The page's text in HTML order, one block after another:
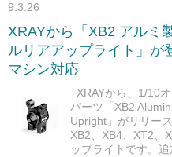
9.3.26
XRAYから「XB2 アルミ
ルリアアップライト」が
マシン対応
XRAYから、1/10
パーツ「XB2
Upright」がリリー
XB2、XB4、XT2、
ップライトです。